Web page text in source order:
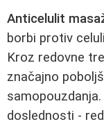
Anticelulit
borbi protiv
Kroz redovne
značajno
doslednosti -